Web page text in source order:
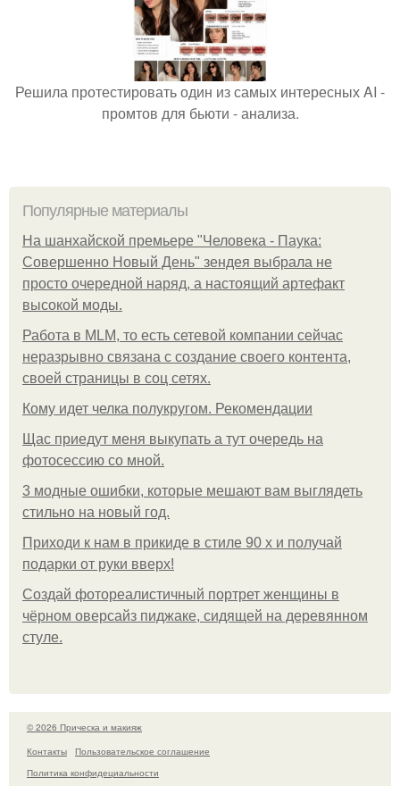
Решила протестировать один из самых интересных AI -
промтов для бьюти - анализа.
Популярные материалы
На шанхайской премьере "Человека - Паука:
Совершенно Новый День" зендея выбрала не
просто очередной наряд, а настоящий артефакт
высокой моды.
Работа в MLM, то есть сетевой компании сейчас
неразрывно связана с создание своего контента,
своей страницы в соц сетях.
Кому идет челка полукругом. Рекомендации
Щас приедут меня выкупать а тут очередь на
фотосессию со мной.
3 модные ошибки, которые мешают вам выглядеть
стильно на новый год.
Приходи к нам в прикиде в стиле 90 х и получай
подарки от руки вверх!
Создай фотореалистичный портрет женщины в
чёрном оверсайз пиджаке, сидящей на деревянном
стуле.
© 2026 Прическа и макияж
Контакты
Пользовательское соглашение
Политика конфидециальности